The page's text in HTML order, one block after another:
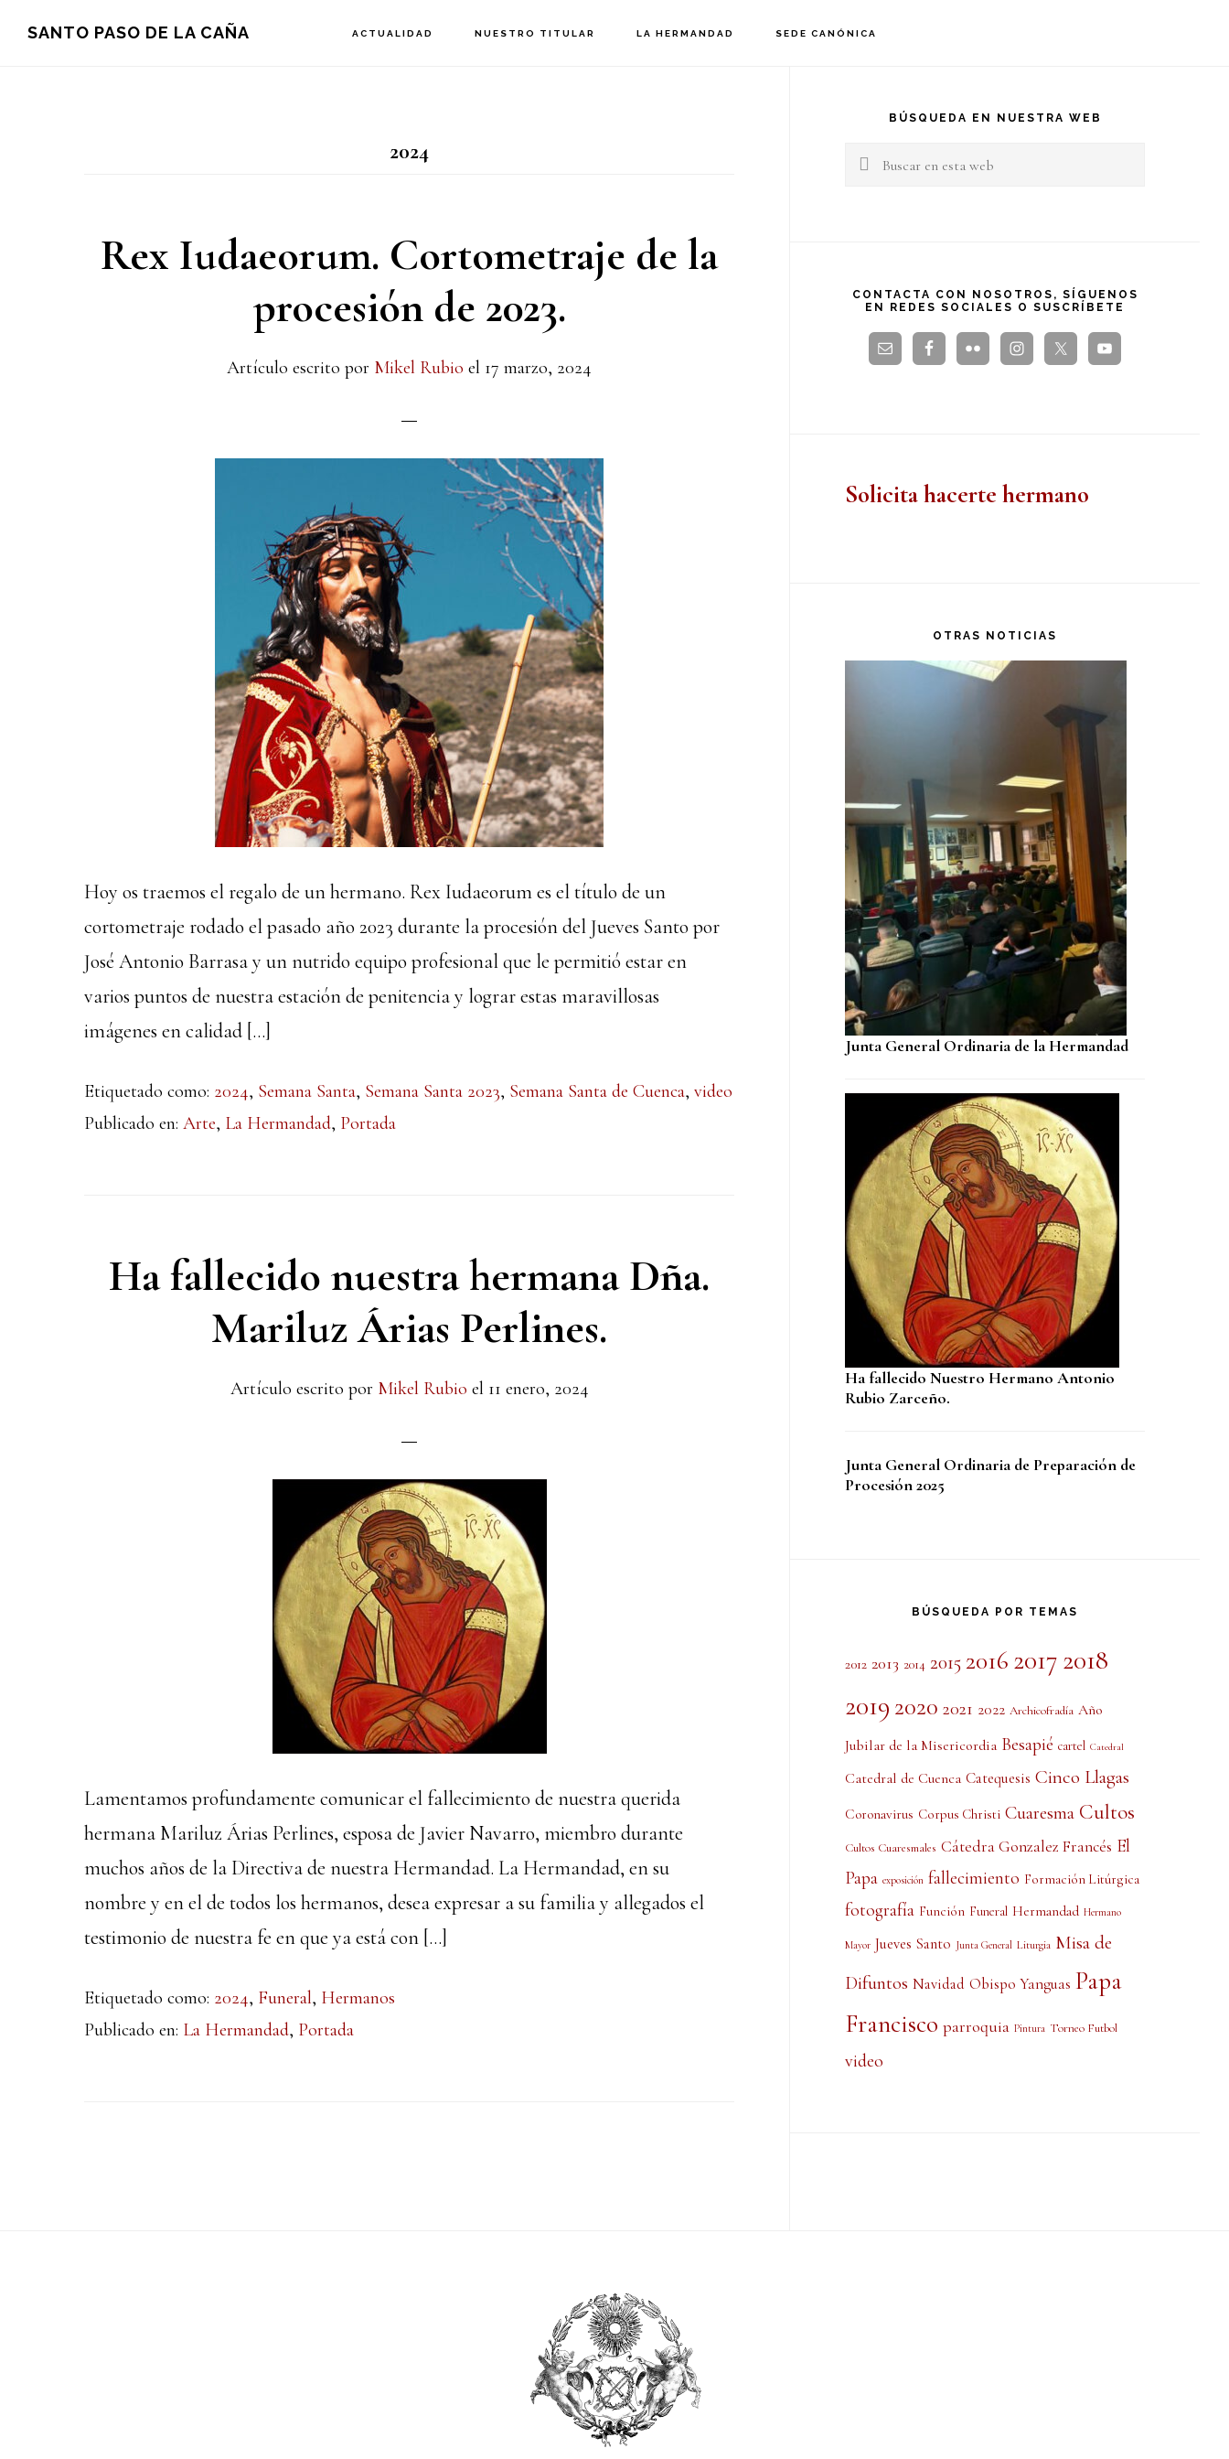
SANTO PASO DE LA CAÑA ACTUALIDAD NUESTRO TITULAR LA HERMANDAD SEDE CANÓNICA
2024
Rex Iudaeorum. Cortometraje de la
procesión de 2023.
Artículo escrito por Mikel Rubio el 17 marzo, 2024
Hoy os traemos el regalo de un hermano. Rex Iudaeorum es el título de un
cortometraje rodado el pasado año 2023 durante la procesión del Jueves Santo por
José Antonio Barrasa y un nutrido equipo profesional que le permitió estar en
varios puntos de nuestra estación de penitencia y lograr estas maravillosas
imágenes en calidad […]
Etiquetado como: 2024, Semana Santa, Semana Santa 2023, Semana Santa de Cuenca, video
Publicado en: Arte, La Hermandad, Portada
Ha fallecido nuestra hermana Dña.
Mariluz Árias Perlines.
Artículo escrito por Mikel Rubio el 11 enero, 2024
Lamentamos profundamente comunicar el fallecimiento de nuestra querida
hermana Mariluz Árias Perlines, esposa de Javier Navarro, miembro durante
muchos años de la Directiva de nuestra Hermandad. La Hermandad, en su
nombre y en el de todos los hermanos, desea expresar a su familia y allegados el
testimonio de nuestra fe en que ya está con […]
Etiquetado como: 2024, Funeral, Hermanos
Publicado en: La Hermandad, Portada
principal
BÚSQUEDA EN NUESTRA WEB
Buscar
CONTACTA CON NOSOTROS, SÍGUENOS
EN REDES SOCIALES O SUSCRÍBETE
Solicita hacerte hermano
OTRAS NOTICIAS
Junta General Ordinaria de la Hermandad
Ha fallecido Nuestro Hermano Antonio
Rubio Zarceño.
Junta General Ordinaria de Preparación de
Procesión 2025
BÚSQUEDA POR TEMAS
2012 2013 2014 20152016 2017 2018
2019 2020 2021 2022 Archicofradía Año
Jubilar de la Misericordia Besapié cartel Catedral
Catedral de Cuenca Catequesis Cinco Llagas
Coronavirus Corpus Christi Cuaresma Cultos
Cultos Cuaresmales Cátedra Gonzalez Francés El
Papa exposición fallecimiento Formación Litúrgica
fotografía Función Funeral Hermandad Hermano
Mayor Jueves Santo Junta General Liturgia Misa de
Difuntos Navidad Obispo Yanguas Papa
Francisco parroquia Pintura Torneo Futbol
video